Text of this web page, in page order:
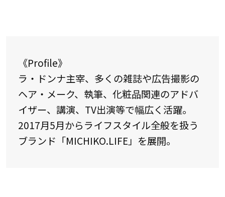
《Profile》
ラ・ドンナ主宰、多くの雑誌や広告撮影の
ヘア・メーク、執筆、化粧品関連のアドバ
イザー、講演、TV出演等で幅広く活躍。
2017月5月からライフスタイル全般を扱う
ブランド「MICHIKO.LIFE」を展開。